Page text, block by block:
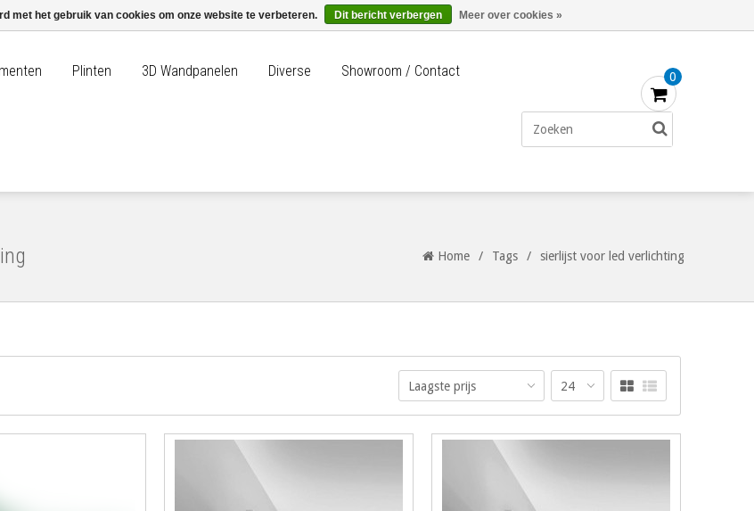
Merken Bestellen - €0,00
Plinten 3D Wandpanelen Diverse Showroom / Contact 0
Home / Tags / sierlijst voor led verlichting
Laagste prijs 24
met het gebruik van cookies om onze website te verbeteren. Dit bericht verbergen Meer over cookies »